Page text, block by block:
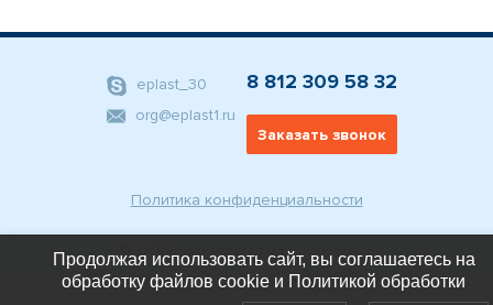
Политика конфиденциальности
eplast_30
org@eplast1.ru
8 812 309 58 32
Заказать звонок
© ООО "ЭлектроПласт", 2007-2023
Продолжая использовать сайт, вы соглашаетесь на
обработку файлов cookie и Политикой обработки